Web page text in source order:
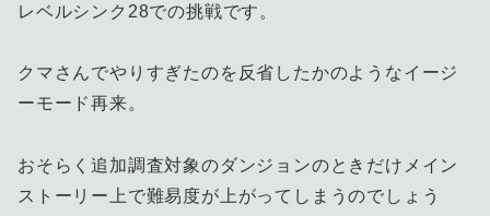
レベルシンク28での挑戦です。
クマさんでやりすぎたのを反省したかのようなイージ
ーモード再来。
おそらく追加調査対象のダンジョンのときだけメイン
ストーリー上で難易度が上がってしまうのでしょう